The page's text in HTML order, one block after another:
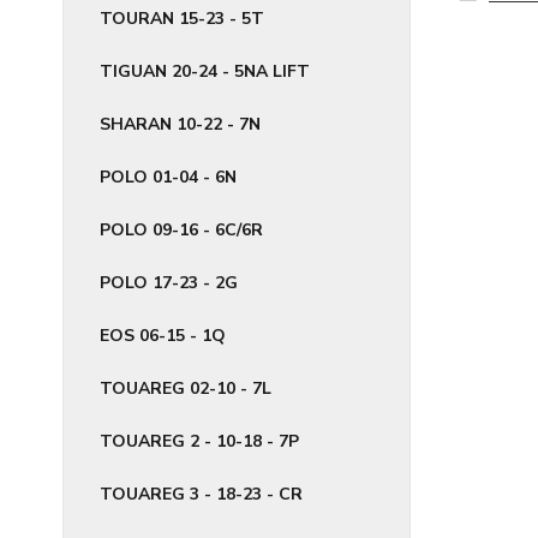
TOURAN 15-23 - 5T
TIGUAN 20-24 - 5NA LIFT
SHARAN 10-22 - 7N
POLO 01-04 - 6N
POLO 09-16 - 6C/6R
POLO 17-23 - 2G
EOS 06-15 - 1Q
TOUAREG 02-10 - 7L
TOUAREG 2 - 10-18 - 7P
TOUAREG 3 - 18-23 - CR